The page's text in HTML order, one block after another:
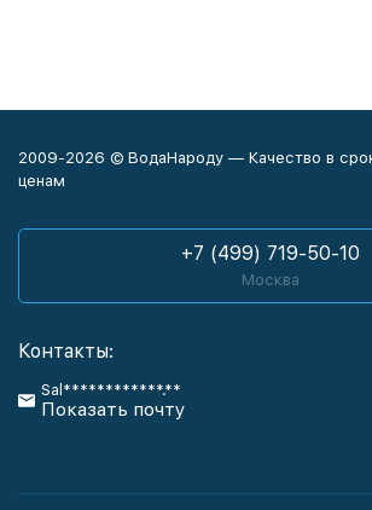
2009-2026 © ВодаНароду — Качество в
ценам
+7 (499) 719-50-10
Москва
Контакты:
Sal************.**
Показать почту